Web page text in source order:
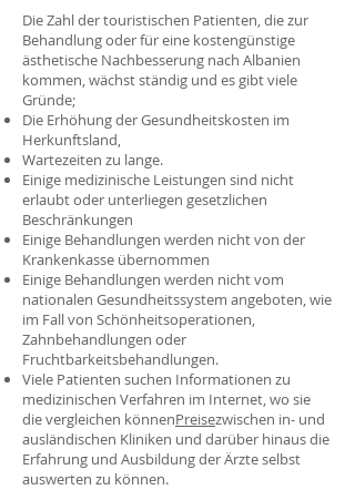
Die Zahl der touristischen Patienten, die zur
Behandlung oder für eine kostengünstige
ästhetische Nachbesserung nach Albanien
kommen, wächst ständig und es gibt viele
Gründe;
Die Erhöhung der Gesundheitskosten im
Herkunftsland,
Wartezeiten zu lange.
Einige medizinische Leistungen sind nicht
erlaubt oder unterliegen gesetzlichen
Beschränkungen
Einige Behandlungen werden nicht von der
Krankenkasse übernommen
Einige Behandlungen werden nicht vom
nationalen Gesundheitssystem angeboten, wie
im Fall von Schönheitsoperationen,
Zahnbehandlungen oder
Fruchtbarkeitsbehandlungen.
Viele Patienten suchen Informationen zu
medizinischen Verfahren im Internet, wo sie
die vergleichen könnenPreisezwischen in- und
ausländischen Kliniken und darüber hinaus die
Erfahrung und Ausbildung der Ärzte selbst
auswerten zu können.